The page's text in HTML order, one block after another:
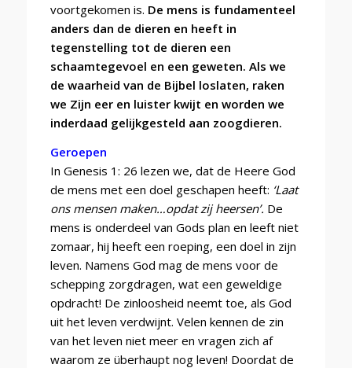
voortgekomen is. De mens is fundamenteel
anders dan de dieren en heeft in
tegenstelling tot de dieren een
schaamtegevoel en een geweten. Als we
de waarheid van de Bijbel loslaten, raken
we Zijn eer en luister kwijt en worden we
inderdaad gelijkgesteld aan zoogdieren.
Geroepen
In Genesis 1: 26 lezen we, dat de Heere God
de mens met een doel geschapen heeft: ‘Laat
ons mensen maken…opdat zij heersen’. De
mens is onderdeel van Gods plan en leeft niet
zomaar, hij heeft een roeping, een doel in zijn
leven. Namens God mag de mens voor de
schepping zorgdragen, wat een geweldige
opdracht! De zinloosheid neemt toe, als God
uit het leven verdwijnt. Velen kennen de zin
van het leven niet meer en vragen zich af
waarom ze überhaupt nog leven! Doordat de